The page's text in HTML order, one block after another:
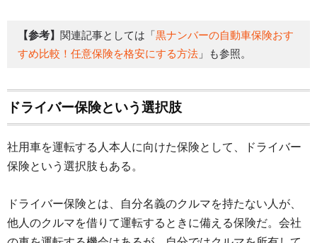
【参考】 関連記事としては「黒ナンバーの自動車保険おす
すめ比較！任意保険を格安にする方法 」も参照。
ドライバー保険という選択肢
社用車を運転する人本人に向けた保険として、ドライバー
保険という選択肢もある。
ドライバー保険とは、自分名義のクルマを持たない人が、
他人のクルマを借りて運転するときに備える保険だ。会社